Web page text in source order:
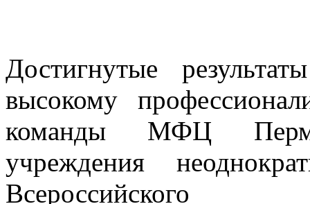
Достигнутые
высокому
команды МФЦ
учреждения